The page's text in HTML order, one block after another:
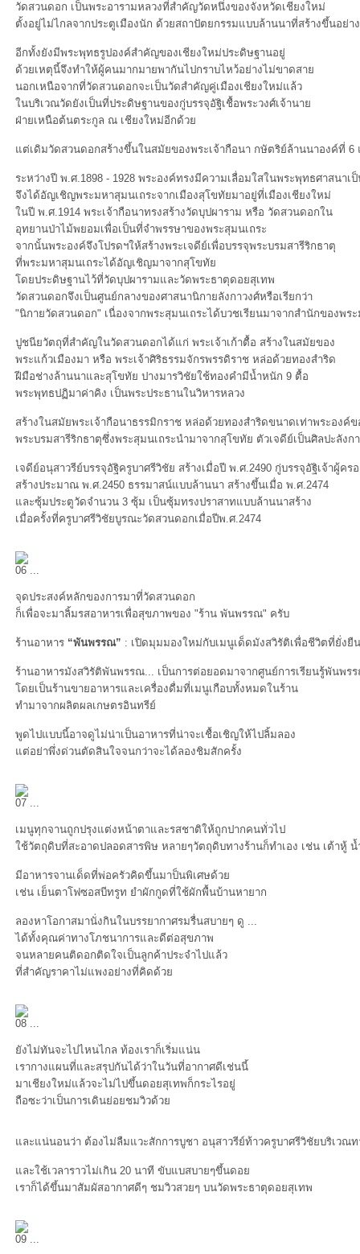
วัดสวนดอก เป็นพระอารามหลวงที่สำคัญวัดหนึ่งของจังหวัดเชียงใหม่
ตั้งอยู่ไม่ไกลจากประตูเมืองนัก ด้วยสถาปัตยกรรมแบบล้านนาที่สร้างขึ้นอย่า
อีกทั้งยังมีพระพุทธรูปองค์สำคัญของเชียงใหม่ประดิษฐานอยู่
ด้วยเหตุนี้จึงทำให้ผู้คนมากมายพากันไปกราบไหว้อย่างไม่ขาดสา
นอกเหนือจากที่วัดสวนดอกจะเป็นวัดสำคัญคู่เมืองเชียงใหม่แล้ว
นบริเวณวัดยังเป็นที่ประดิษฐานของกู่บรรจุอัฐิเชื้อพระวงศ์เจ้านา
ฝ่ายเหนือต้นตระกูล ณ เชียงใหม่อีกด้ว
ต่เดิมวัดสวนดอกสร้างขึ้นในสมัยของพระเจ้ากือนา กษัตริย์ล้านนาองค์ที่ 6
ระหว่างปี พ.ศ.1898 - 1928 พระองค์ทรงมีความเลื่อมใสในพระพุทธศาสนาเ
จึงได้อัญเชิญพระมหาสุมนเถระจากเมืองสุโขทัยมาอยู่ที่เมืองเชียงใหม่
นปี พ.ศ.1914 พระเจ้ากือนาทรงสร้างวัดบุปผาราม หรือ วัดสวนดอกใน
อุทยานป่าไม้พยอมเพื่อเป็นที่จำพรรษาของพระสุมนเถระ
จากนั้นพระองค์จึงโปรดฯให้สร้างพระเจดีย์เพื่อบรรจุพระบรมสารีริกธาตุ
ที่พระมหาสุมนเถระได้อัญเชิญมาจากสุโขทั
ดยประดิษฐานไว้ที่วัดบุปผารามและวัดพระธาตุดอยสุเทพ
วัดสวนดอกจึงเป็นศูนย์กลางของศาสนานิกายลังกาวงศ์หรือเรียกว่า
"นิกายวัดสวนดอก" เนื่องจากพระสุมนเถระได้บวชเรียนมาจากสำนักของพ
ปูชนียวัตถุที่สำคัญในวัดสวนดอกได้แก่ พระเจ้าเก้าตื้อ สร้างในสมัยของ
พระแก้วเมืองมา หรือ พระเจ้าศิริธรรมจักรพรรดิราช หล่อด้วยทองสำริด
ฝีมือช่างล้านนาและสุโขทัย ปางมารวิชัยใช้ทองคำมีน้ำหนัก 9 ตื้อ
พระพุทธปฏิมาค่าคิง เป็นพระประธานในวิหารหลวง
สร้างในสมัยพระเจ้ากือนาธรรมิกราช หล่อด้วยทองสำริดขนาดเท่าพระองค์
พระบรมสารีริกธาตุซึ่งพระสุมนเถระนำมาจากสุโขทัย ตัวเจดีย์เป็นศิลปะลังก
เจดีย์อนุสาวรีย์บรรจุอัฐิครูบาศรีวิชัย สร้างเมื่อปี พ.ศ.2490 กู่บรรจุอัฐิเจ้าผู้
สร้างประมาณ พ.ศ.2450 ธรรมาสน์แบบล้านนา สร้างขึ้นเมื่อ พ.ศ.2474
ละซุ้มประตูวัดจำนวน 3 ซุ้ม เป็นซุ้มทรงปราสาทแบบล้านนาสร้าง
เมื่อครั้งที่ครูบาศรีวิชัยบูรณะวัดสวนดอกเมื่อปีพ.ศ.2474
06 ...
จุดประสงค์หลักของการมาที่วัดสวนดอก
ก็เพื่อจะมาลิ้มรสอาหารเพื่อสุขภาพของ "ร้าน พันพรรณ" ครับ
ร้านอาหาร “พันพรรณ” : เปิดมุมมองใหม่กับเมนูเด็ดมังสวิรัติเพื่อชีวิตที่ยั่งยืน
ร้านอาหารมังสวิรัติพันพรรณ... เป็นการต่อยอดมาจากศูนย์การเรียนรู้พันพร
ดยเป็นร้านขายอาหารและเครื่องดื่มที่เมนูเกือบทั้งหมดในร้าน
ทำมาจากผลิตผลเกษตรอินทรีย์
พูดไปแบบนี้อาจดูไม่น่าเป็นอาหารที่น่าจะเชื้อเชิญให้ไปลิ้มลอง
ต่อย่าพึ่งด่วนตัดสินใจจนกว่าจะได้ลองชิมสักครั้ง
07 ...
เมนูทุกจานถูกปรุงแต่งหน้าตาและรสชาติให้ถูกปากคนทั่วไป
ช้วัตถุดิบที่สะอาดปลอดสารพิษ หลายๆวัตถุดิบทางร้านก็ทำเอง เช่น เต้าหู้ น้
มีอาหารจานเด็ดที่พ่อครัวคิดขึ้นมาป็นพิเศษด้ว
เช่น เย็นตาโฟซอสบีทรูท ยำผักกูดที่ใช้ผักพื้นบ้านหายาก
ลองหาโอกาสมานั่งกินในบรรยากาศรมรื่นสบายๆ ดู ...
ได้ทั้งคุณค่าทางโภชนาการและดีต่อสุขภาพ
จนหลายคนติดอกติดใจเป็นลูกค้าประจำไปแล้ว
ที่สำคัญราคาไม่แพงอย่างที่คิดด้ว
08 ...
ังไม่ทันจะไปไหนไกล ท้องเราก็เริ่มแน่น
เรากางแผนที่และสรุปกันได้ว่าในวันที่อากาศดีเช่นนี้
มาเชียงใหม่แล้วจะไม่ไปขึ้นดอยสุเทพก็กระไรอยู่
ถือซะว่าเป็นการเดินย่อยชมวิวด้ว
ละแน่นอนว่า ต้องไม่ลืมแวะสักการบูชา อนุสาวรีย์ท้าวครูบาศรีวิชัยบริเวณ
ละใช้เวลาราวไม่เกิน 20 นาที ขับแบสบายๆขึ้นดอ
เราก็ได้ขึ้นมาสัมผัสอากาศดีๆ ชมวิวสวยๆ บนวัดพระธาตุดอยสุเทพ
09 ...